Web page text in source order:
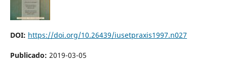
DOI: https://doi.org/10.26439/iusetpraxis1997.n027
Publicado: 2019-03-05